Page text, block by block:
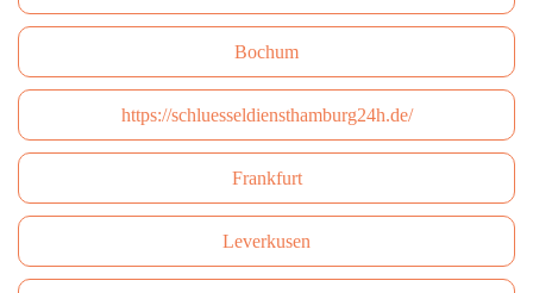
Bochum
https://schluesseldiensthamburg24h.de/
Frankfurt
Leverkusen